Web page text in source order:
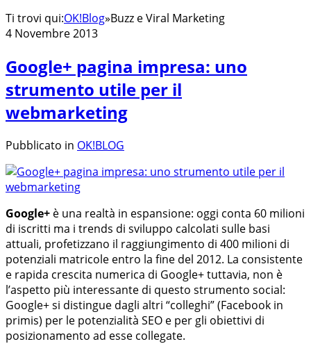
Ti trovi qui:OK!Blog»Buzz e Viral Marketing
4 Novembre 2013
Google+ pagina impresa: uno
strumento utile per il
webmarketing
Pubblicato in OK!BLOG
Google+ è una realtà in espansione: oggi conta 60 milioni
di iscritti ma i trends di sviluppo calcolati sulle basi
attuali, profetizzano il raggiungimento di 400 milioni di
potenziali matricole entro la fine del 2012. La consistente
e rapida crescita numerica di Google+ tuttavia, non è
l’aspetto più interessante di questo strumento social:
Google+ si distingue dagli altri “colleghi” (Facebook in
primis) per le potenzialità SEO e per gli obiettivi di
posizionamento ad esse collegate.